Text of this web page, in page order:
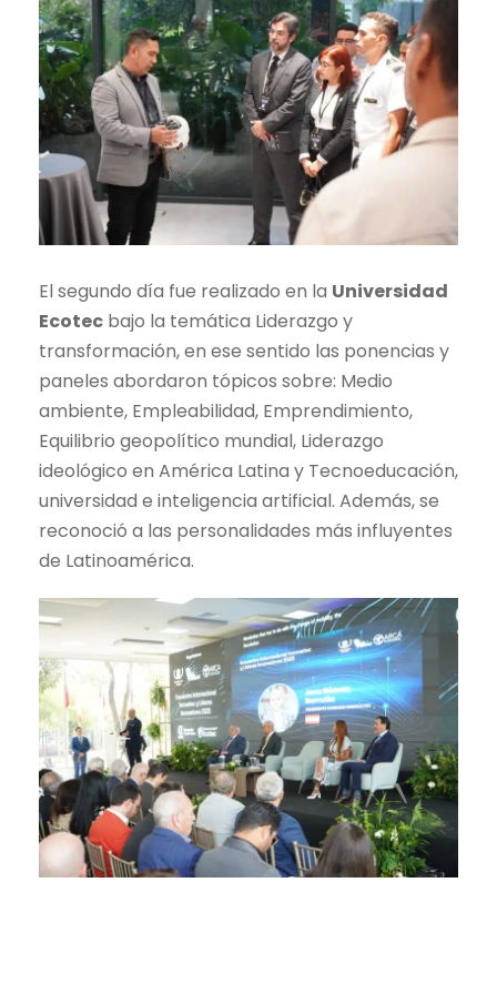
El segundo día fue realizado en la Universidad
Ecotec bajo la temática Liderazgo y
transformación, en ese sentido las ponencias y
paneles abordaron tópicos sobre: Medio
ambiente, Empleabilidad, Emprendimiento,
Equilibrio geopolítico mundial, Liderazgo
ideológico en América Latina y Tecnoeducación,
universidad e inteligencia artificial. Además, se
reconoció a las personalidades más influyentes
de Latinoamérica.